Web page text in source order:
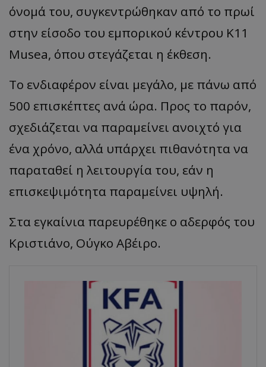
όνομά του, συγκεντρώθηκαν από το πρωί
στην είσοδο του εμπορικού κέντρου K11
Musea, όπου στεγάζεται η έκθεση.
Το ενδιαφέρον είναι μεγάλο, με πάνω από
500 επισκέπτες ανά ώρα. Προς το παρόν,
σχεδιάζεται να παραμείνει ανοιχτό για
ένα χρόνο, αλλά υπάρχει πιθανότητα να
παραταθεί η λειτουργία του, εάν η
επισκεψιμότητα παραμείνει υψηλή.
Στα εγκαίνια παρευρέθηκε ο αδερφός του
Κριστιάνο, Ούγκο Αβέιρο.